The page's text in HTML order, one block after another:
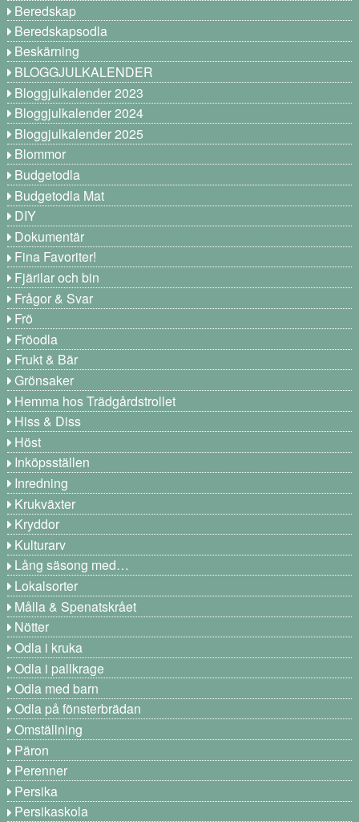
Beredskap
Beredskapsodla
Beskärning
BLOGGJULKALENDER
Bloggjulkalender 2023
Bloggjulkalender 2024
Bloggjulkalender 2025
Blommor
Budgetodla
Budgetodla Mat
DIY
Dokumentär
Fina Favoriter!
Fjärilar och bin
Frågor & Svar
Frö
Fröodla
Frukt & Bär
Grönsaker
Hemma hos Trädgårdstrollet
Hiss & Diss
Höst
Inköpsställen
Inredning
Krukväxter
Kryddor
Kulturarv
Lång säsong med…
Lokalsorter
Målla & Spenatskrået
Nötter
Odla i kruka
Odla i pallkrage
Odla med barn
Odla på fönsterbrädan
Omställning
Päron
Perenner
Persika
Persikaskola